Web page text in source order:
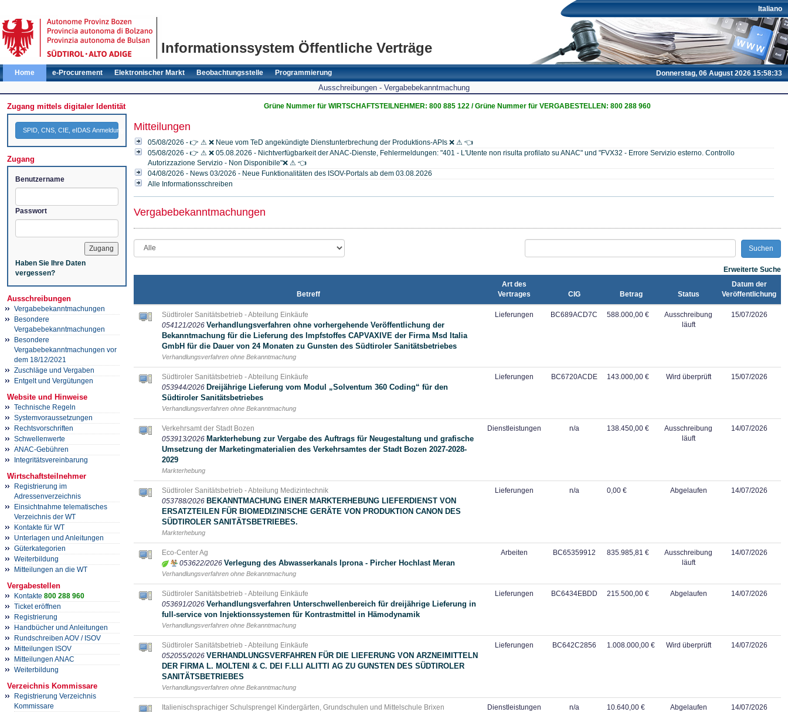
Informationssystem Öffentliche Verträge
Italiano
Donnerstag, 06 August 2026 15:58:34
Home e-Procurement Elektronischer Markt Beobachtungsstelle Programmierung
Ausschreibungen - Vergabebekanntmachung
Zugang mittels digitaler Identität
SPID, CNS, CIE, eIDAS Anmeldung
Zugang
Benutzername
Passwort
Haben Sie Ihre Daten
vergessen?
Ausschreibungen
Vergabebekanntmachungen
Besondere
Vergabebekanntmachungen
Besondere
Vergabebekanntmachungen vor
dem 18/12/2021
Zuschläge und Vergaben
Entgelt und Vergütungen
Website und Hinweise
Technische Regeln
Systemvoraussetzungen
Rechtsvorschriften
Schwellenwerte
ANAC-Gebühren
Integritätsvereinbarung
Wirtschaftsteilnehmer
Registrierung im
Adressenverzeichnis
Einsichtnahme telematisches
Verzeichnis der WT
Kontakte für WT
Unterlagen und Anleitungen
Güterkategorien
Weiterbildung
Mitteilungen an die WT
Vergabestellen
Kontakte 800 288 960
Ticket eröffnen
Registrierung
Handbücher und Anleitungen
Rundschreiben AOV / ISOV
Mitteilungen ISOV
Mitteilungen ANAC
Weiterbildung
Verzeichnis Kommissare
Registrierung Verzeichnis
Kommissare
Grüne Nummer für WIRTSCHAFTSTEILNEHMER: 800 885 122 / Grüne Nummer für VERGABESTELLEN: 800 288 960
Mitteilungen
05/08/2026 - 👉 ⚠ ❌ Neue vom TeD angekündigte Dienstunterbrechung der Produktions-APIs ❌ ⚠ 👈
05/08/2026 - 👉 ⚠ ❌ 05.08.2026 - Nichtverfügbarkeit der ANAC-Dienste, Fehlermeldungen: "401 - L'Utente non risulta profilato su ANAC" und "FVX32 - Errore Servizio esterno. Controllo
Autorizzazione Servizio - Non Disponibile"❌ ⚠ 👈
04/08/2026 - News 03/2026 - Neue Funktionalitäten des ISOV-Portals ab dem 03.08.2026
Alle Informationsschreiben
Vergabebekanntmachungen
Erweiterte Suche
Betreff
Art des
Vertrages
CIG Betrag Status
Datum der
Veröffentlichung
Südtiroler Sanitätsbetrieb - Abteilung Einkäufe
054121/2026 Verhandlungsverfahren ohne vorhergehende Veröffentlichung der
Bekanntmachung für die Lieferung des Impfstoffes CAPVAXIVE der Firma Msd Italia
GmbH für die Dauer von 24 Monaten zu Gunsten des Südtiroler Sanitätsbetriebes
Verhandlungsverfahren ohne Bekanntmachung
Lieferungen BC689ACD7C 588.000,00 €
Ausschreibung
läuft
15/07/2026
Südtiroler Sanitätsbetrieb - Abteilung Einkäufe
053944/2026 Dreijährige Lieferung vom Modul „Solventum 360 Coding“ für den
Südtiroler Sanitätsbetriebes
Verhandlungsverfahren ohne Bekanntmachung
Lieferungen BC6720ACDE 143.000,00 € Wird überprüft 15/07/2026
Verkehrsamt der Stadt Bozen
053913/2026 Markterhebung zur Vergabe des Auftrags für Neugestaltung und grafische
Umsetzung der Marketingmaterialien des Verkehrsamtes der Stadt Bozen 2027-2028-
2029
Markterhebung
Dienstleistungen n/a 138.450,00 €
Ausschreibung
läuft
14/07/2026
Südtiroler Sanitätsbetrieb - Abteilung Medizintechnik
053788/2026 BEKANNTMACHUNG EINER MARKTERHEBUNG LIEFERDIENST VON
ERSATZTEILEN FÜR BIOMEDIZINISCHE GERÄTE VON PRODUKTION CANON DES
SÜDTIROLER SANITÄTSBETRIEBES.
Markterhebung
Lieferungen n/a 0,00 € Abgelaufen 14/07/2026
Eco-Center Ag
053622/2026 Verlegung des Abwasserkanals Iprona - Pircher Hochlast Meran
Verhandlungsverfahren ohne Bekanntmachung
Arbeiten BC65359912 835.985,81 €
Ausschreibung
läuft
14/07/2026
Südtiroler Sanitätsbetrieb - Abteilung Einkäufe
053691/2026 Verhandlungsverfahren Unterschwellenbereich für dreijährige Lieferung in
full-service von Injektionssystemen für Kontrastmittel in Hämodynamik
Verhandlungsverfahren ohne Bekanntmachung
Lieferungen BC6434EBDD 215.500,00 € Abgelaufen 14/07/2026
Südtiroler Sanitätsbetrieb - Abteilung Einkäufe
052055/2026 VERHANDLUNGSVERFAHREN FÜR DIE LIEFERUNG VON ARZNEIMITTELN
DER FIRMA L. MOLTENI & C. DEI F.LLI ALITTI AG ZU GUNSTEN DES SÜDTIROLER
SANITÄTSBETRIEBES
Verhandlungsverfahren ohne Bekanntmachung
Lieferungen BC642C2856 1.008.000,00 € Wird überprüft 14/07/2026
Italienischsprachiger Schulsprengel Kindergärten, Grundschulen und Mittelschule Brixen
Dienstleistungen n/a 10.640,00 € Abgelaufen 14/07/2026